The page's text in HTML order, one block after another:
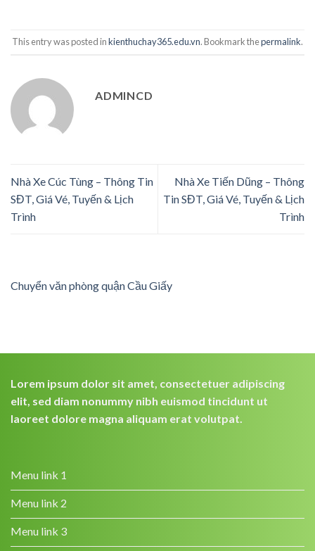
This entry was posted inkienthuchay365.edu.vn. Bookmark thepermalink.
ADMINCD
Nhà Xe Cúc Tùng – Thông Tin
SĐT, Giá Vé, Tuyến & Lịch
Trình
Nhà Xe Tiến Dũng – Thông
Tin SĐT, Giá Vé, Tuyến & Lịch
Trình
Chuyển văn phòng quận Cầu Giấy
Lorem ipsum dolor sit amet, consectetuer adipiscing
elit, sed diam nonummy nibh euismod tincidunt ut
laoreet dolore magna aliquam erat volutpat.
Menu link 1
Menu link 2
Menu link 3